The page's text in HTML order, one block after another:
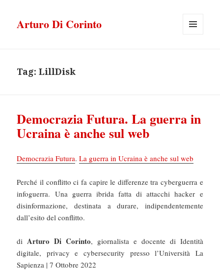
Arturo Di Corinto
Tag:LillDisk
Democrazia Futura. La guerra in
Ucraina è anche sul web
Democrazia Futura.La guerra in Ucraina è anche sul web
Perché il conflitto ci fa capire le differenze tra cyberguerra e
infoguerra. Una guerra ibrida fatta di attacchi hacker e
disinformazione, destinata a durare, indipendentemente
dall’esito del conflitto.
diArturo Di Corinto, giornalista e docente di Identità
digitale, privacy e cybersecurity presso l’Università La
Sapienza | 7 Ottobre 2022